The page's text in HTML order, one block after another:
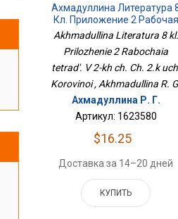
Ахмадуллина Литература
Кл. Приложение 2 Рабочая
Тетрадь. В 2-Х Ч. Ч. 2.к Уч.
Akhmadullina Literatura 8 kl.
Prilozhenie 2 Rabochaia
tetrad'. V 2-kh ch. Ch. 2.k
Korovinoi , Akhmadullina R.
Ахмадуллина Р. Г.
Артикул: 1623580
$16.25
Доставка за 14–20 дней
КУПИТЬ